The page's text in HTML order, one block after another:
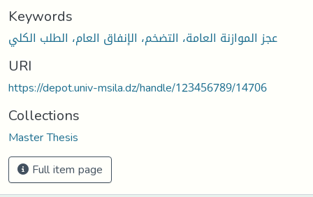
Keywords
عجز الموازنة العامة، التضخم، الإنفاق العام، الطلب الكلي
URI
https://depot.univ-msila.dz/handle/123456789/14706
Collections
Master Thesis
Full item page